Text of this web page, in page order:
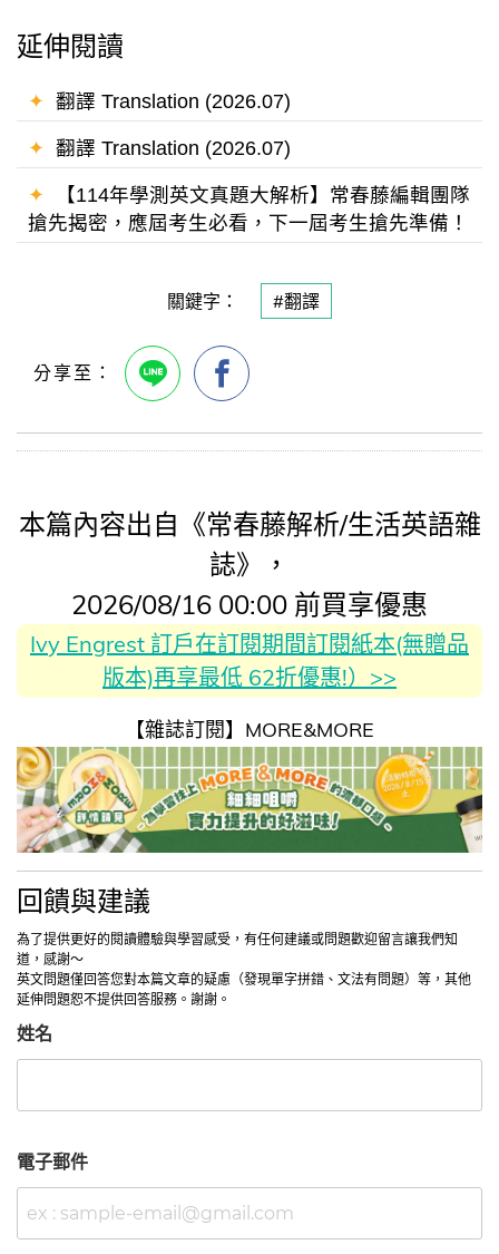
延伸閱讀
✦ 翻譯 Translation (2026.07)
✦ 翻譯 Translation (2026.07)
✦
【114年學測英文真題大解析】常春藤編輯團隊
搶先揭密，應屆考生必看，下一屆考生搶先準備！
關鍵字： #翻譯
本篇內容出自《常春藤解析/生活英語雜
誌》，
2026/08/16 00:00 前買享優惠
Ivy Engrest 訂戶在訂閱期間訂閱紙本(無贈品
版本)再享最低 62折優惠!）>>
【雜誌訂閱】MORE&MORE
回饋與建議
為了提供更好的閱讀體驗與學習感受，有任何建議或問題歡迎留言讓我們知
道，感謝～
英文問題僅回答您對本篇文章的疑慮（發現單字拼錯、文法有問題）等，其他
延伸問題恕不提供回答服務。謝謝。
姓名
電子郵件